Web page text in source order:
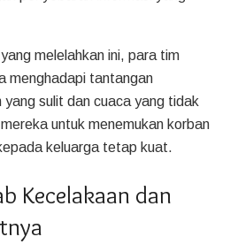
melelahkan ini, para tim
menghadapi tantangan
sulit dan cuaca yang tidak
untuk menemukan korban
keluarga tetap kuat.
Kecelakaan dan